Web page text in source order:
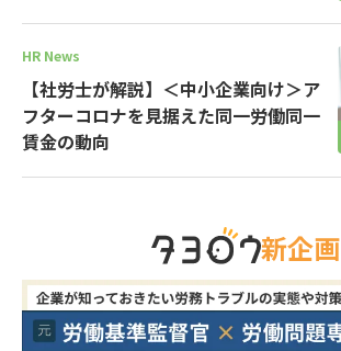
HR News
【社労士が解説】＜中小企業向け＞ア
フターコロナを見据えた同一労働同一
賃金の動向
新企画